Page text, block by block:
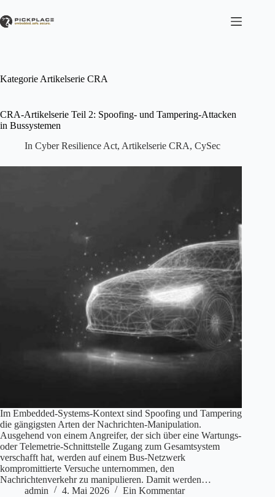
Inhalt
springen
Kategorie Artikelserie CRA
CRA-Artikelserie Teil 2: Spoofing- und Tampering-Attacken
in Bussystemen
In Cyber Resilience Act, Artikelserie CRA,CySec
Im Embedded-Systems-Kontext sind Spoofing und Tampering
die gängigsten Arten der Nachrichten-Manipulation.
Ausgehend von einem Angreifer, der sich über eine Wartungs-
oder Telemetrie-Schnittstelle Zugang zum Gesamtsystem
verschafft hat, werden auf einem Bus-Netzwerk
kompromittierte Versuche unternommen, den
Nachrichtenverkehr zu manipulieren. Damit werden…
admin
4. Mai 2026 Ein Kommentar